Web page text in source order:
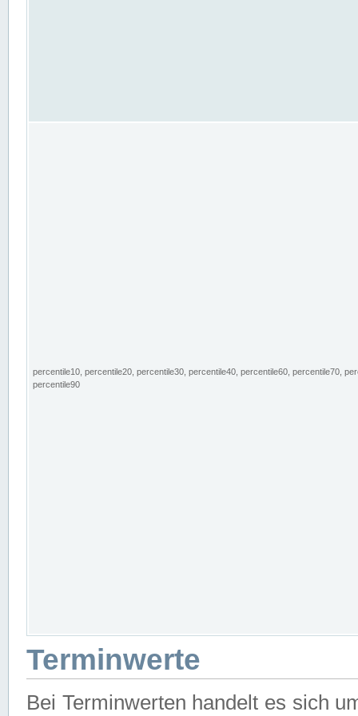
percentile10, percentile20, percentile30, percentile40, percentile60, percentile70,
percentile90
Terminwerte
Bei Terminwerten handelt es sich